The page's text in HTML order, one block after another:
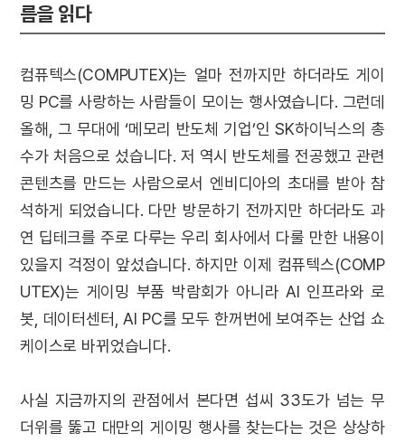
름을 읽다
컴퓨텍스(COMPUTEX)는 얼마 전까지만 하더라도 게이
밍 PC를 사랑하는 사람들이 모이는 행사였습니다. 그런데
올해, 그 무대에 ‘메모리 반도체 기업’인 SK하이닉스의 총
수가 처음으로 섰습니다. 저 역시 반도체를 전공했고 관련
콘텐츠를 만드는 사람으로서 엔비디아의 초대를 받아 참
석하게 되었습니다. 다만 방문하기 전까지만 하더라도 과
연 딥테크를 주로 다루는 우리 회사에서 다룰 만한 내용이
있을지 걱정이 앞섰습니다. 하지만 이제 컴퓨텍스(COMP
UTEX)는 게이밍 부품 박람회가 아니라 AI 인프라와 로
봇, 데이터센터, AI PC를 모두 한꺼번에 보여주는 산업 쇼
케이스로 바뀌었습니다.
사실 지금까지의 관점에서 본다면 섭씨 33도가 넘는 무
더위를 뚫고 대만의 게이밍 행사를 찾는다는 것은 상상하